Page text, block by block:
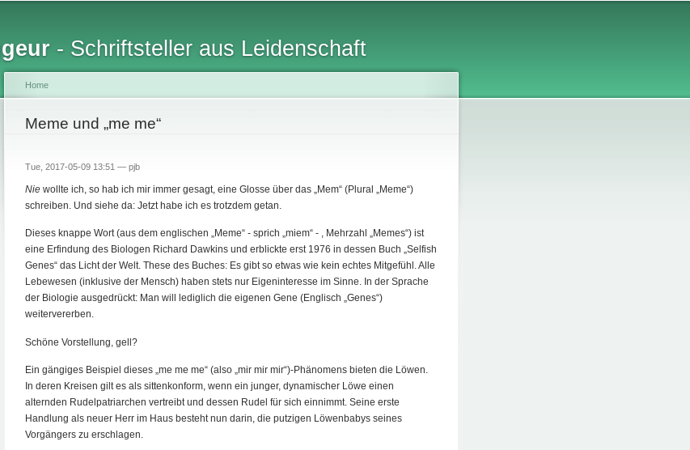
content
- Schriftsteller aus Leidenschaft
You are here
Home
Meme und „me me“
Tue, 2017-05-09 13:51 — pjb
Nie wollte ich, so hab ich mir immer gesagt, eine Glosse über das „Mem“ (Plural „Meme“)
schreiben. Und siehe da: Jetzt habe ich es trotzdem getan.
Dieses knappe Wort (aus dem englischen „Meme“ - sprich „miem“ - , Mehrzahl „Memes“) ist
eine Erfindung des Biologen Richard Dawkins und erblickte erst 1976 in dessen Buch „Selfish
Genes“ das Licht der Welt. These des Buches: Es gibt so etwas wie kein echtes Mitgefühl. Alle
Lebewesen (inklusive der Mensch) haben stets nur Eigeninteresse im Sinne. In der Sprache
der Biologie ausgedrückt: Man will lediglich die eigenen Gene (Englisch „Genes“)
weitervererben.
Schöne Vorstellung, gell?
Ein gängiges Beispiel dieses „me me me“ (also „mir mir mir“)-Phänomens bieten die Löwen.
In deren Kreisen gilt es als sittenkonform, wenn ein junger, dynamischer Löwe einen
alternden Rudelpatriarchen vertreibt und dessen Rudel für sich einnimmt. Seine erste
Handlung als neuer Herr im Haus besteht nun darin, die putzigen Löwenbabys seines
Vorgängers zu erschlagen.